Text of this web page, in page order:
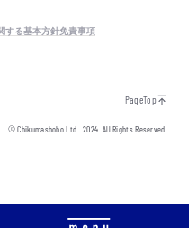
する基本方針免責事項
PageTop
© Chikumashobo Ltd.2024 All Rights Reserved.